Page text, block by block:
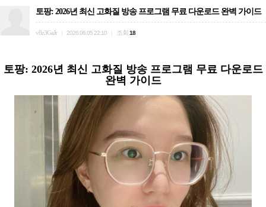
토팡: 2026년 최신 고화질 방송 프로그램 무료 다운로드 완벽 가이드
v8z3GaJr 2026.06.05 22:10 조회 18
토팡: 2026년 최신 고화질 방송 프로그램 무료 다운로드
완벽 가이드